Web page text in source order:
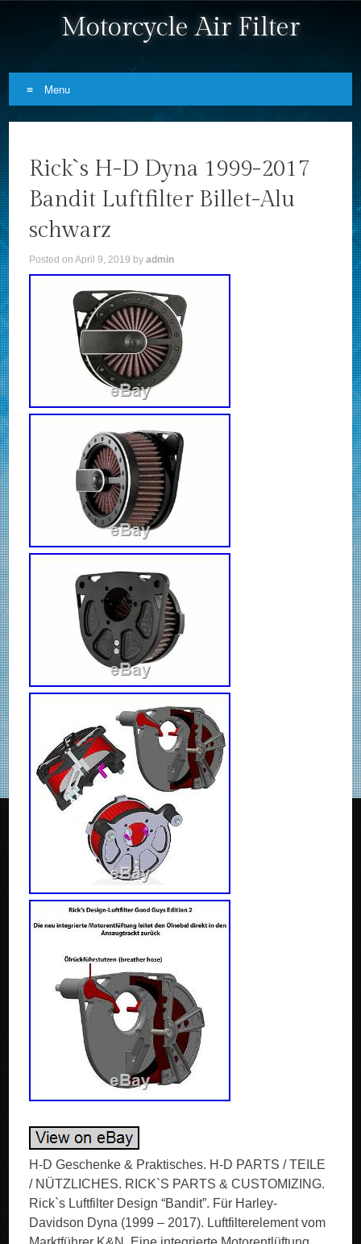
Motorcycle Air Filter
Menu
Rick`s H-D Dyna 1999-2017
Bandit Luftfilter Billet-Alu
schwarz
Posted onApril 9, 2019 byadmin
H-D Geschenke & Praktisches. H-D PARTS / TEILE
/ NÜTZLICHES. RICK`S PARTS & CUSTOMIZING.
Rick`s Luftfilter Design “Bandit”. Für Harley-
Davidson Dyna (1999 – 2017). Luftfilterelement vom